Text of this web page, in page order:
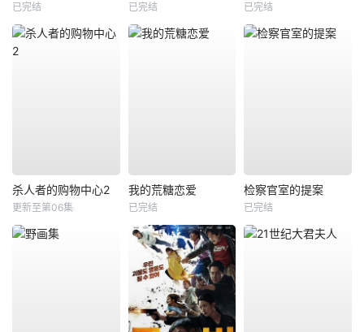
已完结 已完结 已完结
杀人者的购物中心2
更新至第06集
我的荒糖恋爱
已完结
检察官室的提案
已完结